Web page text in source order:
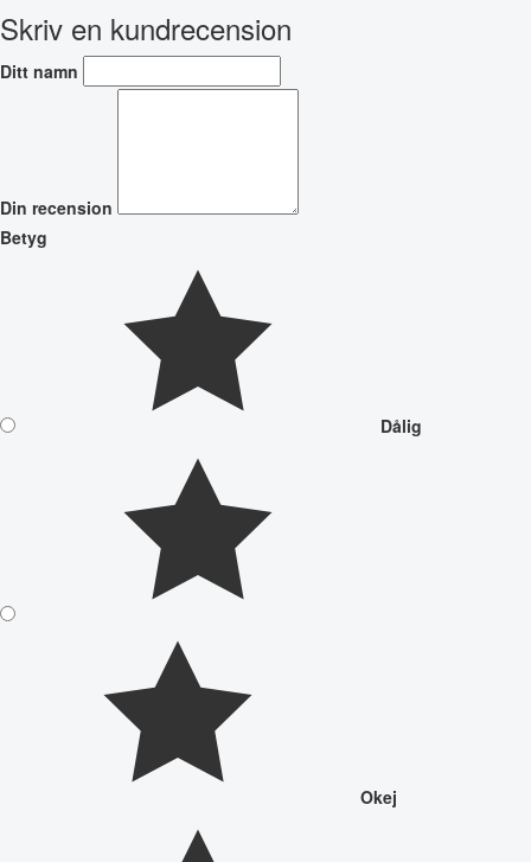
Skriv en kundrecension
Ditt namn
Din recension
Betyg
Dålig
Okej